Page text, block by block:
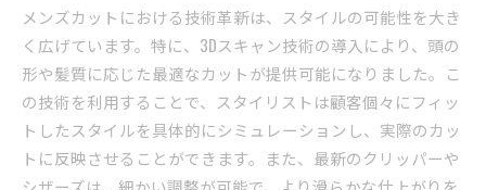
メンズカットにおける技術革新は、スタイルの可能性を大き
く広げています。特に、3Dスキャン技術の導入により、頭の
形や髪質に応じた最適なカットが提供可能になりました。こ
の技術を利用することで、スタイリストは顧客個々にフィッ
トしたスタイルを具体的にシミュレーションし、実際のカッ
トに反映させることができます。また、最新のクリッパーや